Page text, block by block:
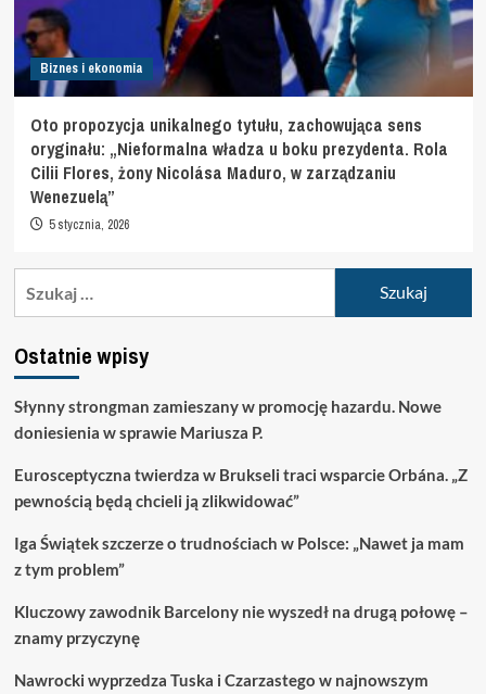
Biznes i ekonomia
Oto propozycja unikalnego tytułu, zachowująca sens
oryginału: „Nieformalna władza u boku prezydenta. Rola
Cilii Flores, żony Nicolása Maduro, w zarządzaniu
Wenezuelą”
5 stycznia, 2026
Ostatnie wpisy
Słynny strongman zamieszany w promocję hazardu. Nowe
doniesienia w sprawie Mariusza P.
Eurosceptyczna twierdza w Brukseli traci wsparcie Orbána. „Z
pewnością będą chcieli ją zlikwidować”
Iga Świątek szczerze o trudnościach w Polsce: „Nawet ja mam
z tym problem”
Kluczowy zawodnik Barcelony nie wyszedł na drugą połowę –
znamy przyczynę
Nawrocki wyprzedza Tuska i Czarzastego w najnowszym